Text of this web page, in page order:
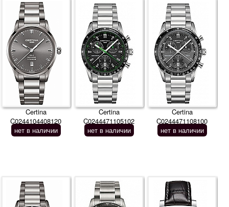
Certina
C0244104408120
нет в наличии
Certina
C0244471105102
нет в наличии
Certina
C0244471108100
нет в наличии